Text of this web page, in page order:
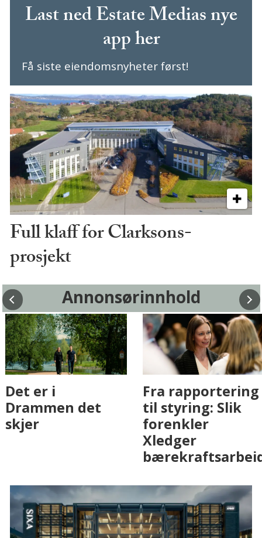
Last ned Estate Medias nye
app her
Få siste eiendomsnyheter først!
Full klaff for Clarksons-
prosjekt
Annonsørinnhold
Fenistra endrer
eiendomsbransjen
med AI. Slik ser vi
Det er i
Drammen det
skjer